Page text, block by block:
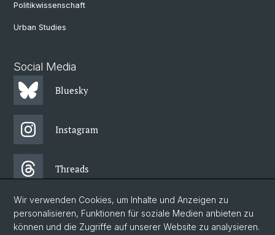
Politikwissenschaft
Urban Studies
Social Media
Bluesky
Instagram
Threads
Facebook
Wir verwenden Cookies, um Inhalte und Anzeigen zu
personalisieren, Funktionen für soziale Medien anbieten zu
können und die Zugriffe auf unserer Website zu analysieren.